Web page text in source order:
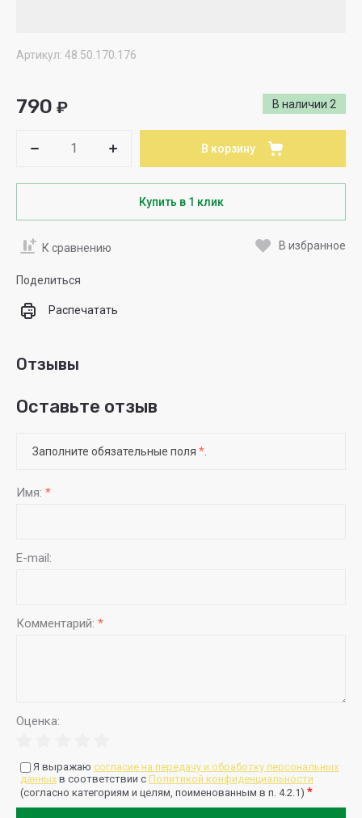
Артикул: 48.50.170.176
В наличии 2
790 ₽
В корзину
Купить в 1 клик
К сравнению В избранное
Поделиться
Распечатать
Отзывы
Оставьте отзыв
Заполните обязательные поля *
Имя: *
E-mail:
Комментарий: *
Оценка:
Я выражаю согласие на передачу и обработку персональных
данных в соответствии с Политикой конфиденциальности
(согласно категориям и целям, поименованным в п. 4.2.1) *